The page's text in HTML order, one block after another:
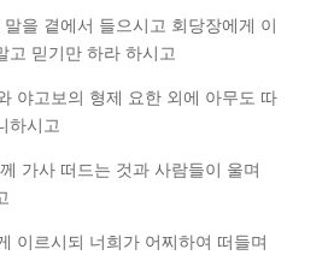
을 곁에서 들으시고 회당장에게 이
고 믿기만 하라 하시고
야고보의 형제 요한 외에 아무도 따
하시고
가사 떠드는 것과 사람들이 울며
이르시되 너희가 어찌하여 떠들며